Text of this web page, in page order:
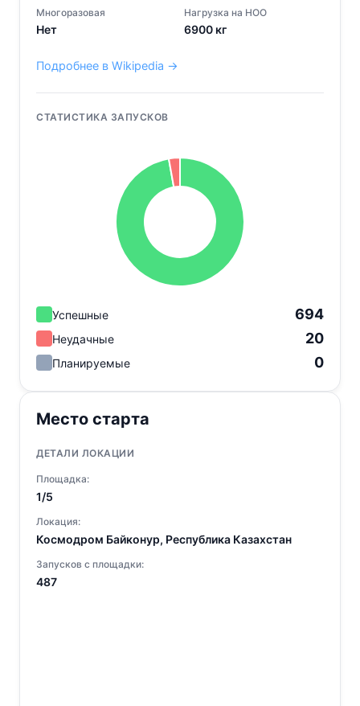
Многоразовая
Нет
Нагрузка на НОО
6900 кг
Подробнее в Wikipedia →
СТАТИСТИКА ЗАПУСКОВ
Успешные 694
Неудачные 20
Планируемые 0
Место старта
ДЕТАЛИ ЛОКАЦИИ
Площадка:
1/5
Локация:
Космодром Байконур, Республика Казахстан
Запусков с площадки:
487